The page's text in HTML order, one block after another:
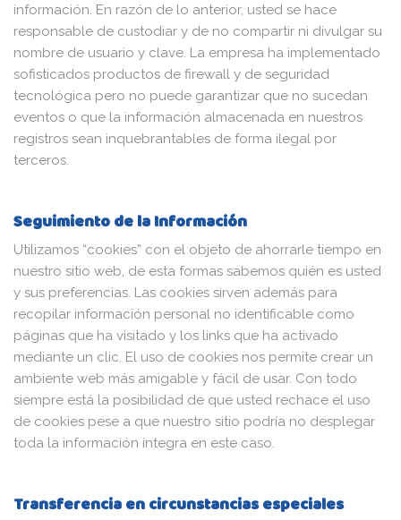
información. En razón de lo anterior, usted se hace
responsable de custodiar y de no compartir ni divulgar su
nombre de usuario y clave. La empresa ha implementado
sofisticados productos de firewall y de seguridad
tecnológica pero no puede garantizar que no sucedan
eventos o que la información almacenada en nuestros
registros sean inquebrantables de forma ilegal por
terceros.
Seguimiento de la Información
Utilizamos “cookies” con el objeto de ahorrarle tiempo en
nuestro sitio web, de esta formas sabemos quién es usted
y sus preferencias. Las cookies sirven además para
recopilar información personal no identificable como
páginas que ha visitado y los links que ha activado
mediante un clic. El uso de cookies nos permite crear un
ambiente web más amigable y fácil de usar. Con todo
siempre está la posibilidad de que usted rechace el uso
de cookies pese a que nuestro sitio podría no desplegar
toda la información íntegra en este caso.
Transferencia en circunstancias especiales